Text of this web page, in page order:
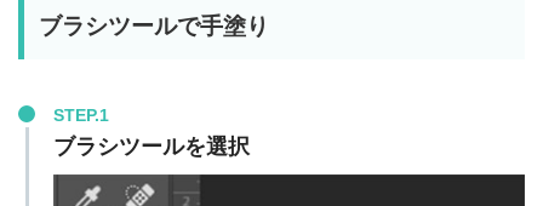
ブラシツールで手塗り
STEP.1
ブラシツールを選択